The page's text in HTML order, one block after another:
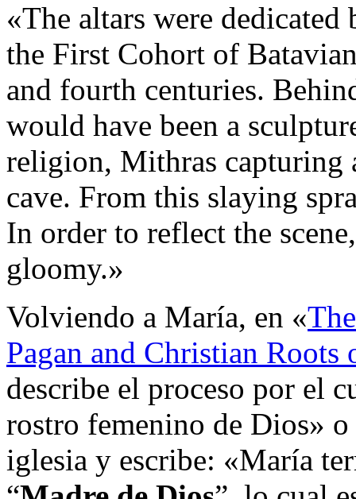
«The altars were
the First Cohort of
and fourth centuries.
would have been a
religion, Mithras
cave. From this slaying
In order to reflect the
gloomy.»
Volviendo a María, en «
Pagan and Christian
describe el proceso por el
rostro femenino de Dios»
iglesia y escribe: «María